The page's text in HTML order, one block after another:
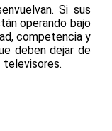
Si sus
operando bajo
competencia y
deben dejar de
televisores.